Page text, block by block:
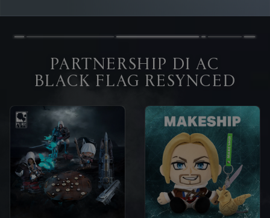
PARTNERSHIP DI AC
BLACK FLAG RESYNCED